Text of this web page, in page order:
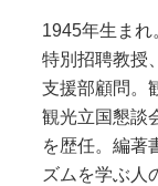
1945年生ま
特別招聘教授
支援部顧問。
観光立国懇談
を歴任。編著
ズムを学ぶ人